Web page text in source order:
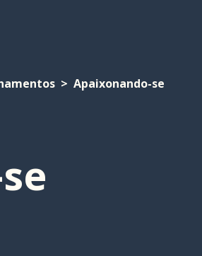
Apaixonando-se